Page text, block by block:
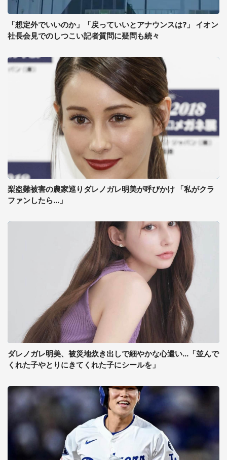
「想定外でいいのか」「戻っていいとアナウンスは?」 イオン
社長会見でのしつこい記者質問に疑問も続々
梨盗難被害の農家巡りダレノガレ明美が呼びかけ 「私がクラ
ファンしたら...」
ダレノガレ明美、被災地炊き出しで細やかな心遣い...「並んで
くれた子やとりにきてくれた子にシールを」